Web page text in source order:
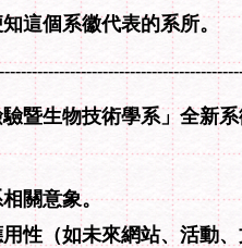
這個系徽代表的系所。
暨生物技術學系」全新系
關意象。
性（如未來網站、活動